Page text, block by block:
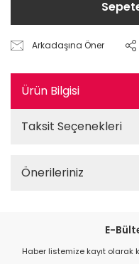
Arkadaşına Öner
Ürün Bilgisi
Taksit Seçenekleri
Önerileriniz
E-
Haber listemize kayıt